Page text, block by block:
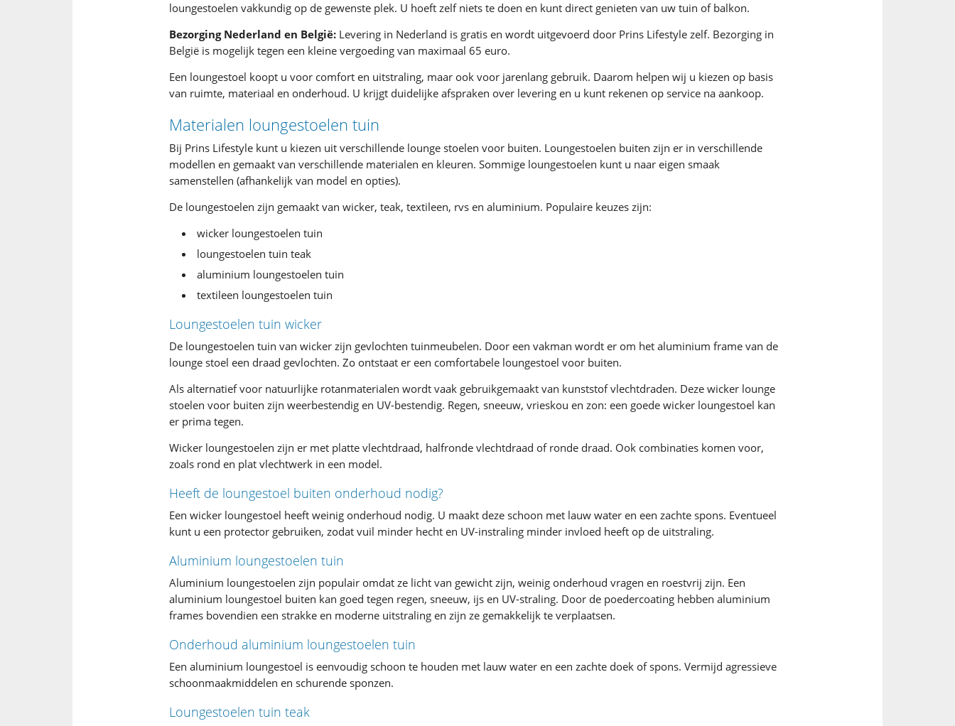
loungestoelen vakkundig op de gewenste plek. U hoeft zelf niets te doen en kunt direct genieten van uw tuin of balkon.
Bezorging Nederland en België: Levering in Nederland is gratis en wordt uitgevoerd door Prins Lifestyle zelf. Bezorging in
België is mogelijk tegen een kleine vergoeding van maximaal 65 euro.
Een loungestoel koopt u voor comfort en uitstraling, maar ook voor jarenlang gebruik. Daarom helpen wij u kiezen op basis
van ruimte, materiaal en onderhoud. U krijgt duidelijke afspraken over levering en u kunt rekenen op service na aankoop.
Materialen loungestoelen tuin
Bij Prins Lifestyle kunt u kiezen uit verschillende lounge stoelen voor buiten. Loungestoelen buiten zijn er in verschillende
modellen en gemaakt van verschillende materialen en kleuren. Sommige loungestoelen kunt u naar eigen smaak
samenstellen (afhankelijk van model en opties).
De loungestoelen zijn gemaakt van wicker, teak, textileen, rvs en aluminium. Populaire keuzes zijn:
wicker loungestoelen tuin
loungestoelen tuin teak
aluminium loungestoelen tuin
textileen loungestoelen tuin
Loungestoelen tuin wicker
De loungestoelen tuin van wicker zijn gevlochten tuinmeubelen. Door een vakman wordt er om het aluminium frame van de
lounge stoel een draad gevlochten. Zo ontstaat er een comfortabele loungestoel voor buiten.
Als alternatief voor natuurlijke rotanmaterialen wordt vaak gebruikgemaakt van kunststof vlechtdraden. Deze wicker lounge
stoelen voor buiten zijn weerbestendig en UV-bestendig. Regen, sneeuw, vrieskou en zon: een goede wicker loungestoel kan
er prima tegen.
Wicker loungestoelen zijn er met platte vlechtdraad, halfronde vlechtdraad of ronde draad. Ook combinaties komen voor,
zoals rond en plat vlechtwerk in een model.
Heeft de loungestoel buiten onderhoud nodig?
Een wicker loungestoel heeft weinig onderhoud nodig. U maakt deze schoon met lauw water en een zachte spons. Eventueel
kunt u een protector gebruiken, zodat vuil minder hecht en UV-instraling minder invloed heeft op de uitstraling.
Aluminium loungestoelen tuin
Aluminium loungestoelen zijn populair omdat ze licht van gewicht zijn, weinig onderhoud vragen en roestvrij zijn. Een
aluminium loungestoel buiten kan goed tegen regen, sneeuw, ijs en UV-straling. Door de poedercoating hebben aluminium
frames bovendien een strakke en moderne uitstraling en zijn ze gemakkelijk te verplaatsen.
Onderhoud aluminium loungestoelen tuin
Een aluminium loungestoel is eenvoudig schoon te houden met lauw water en een zachte doek of spons. Vermijd agressieve
schoonmaakmiddelen en schurende sponzen.
Loungestoelen tuin teak